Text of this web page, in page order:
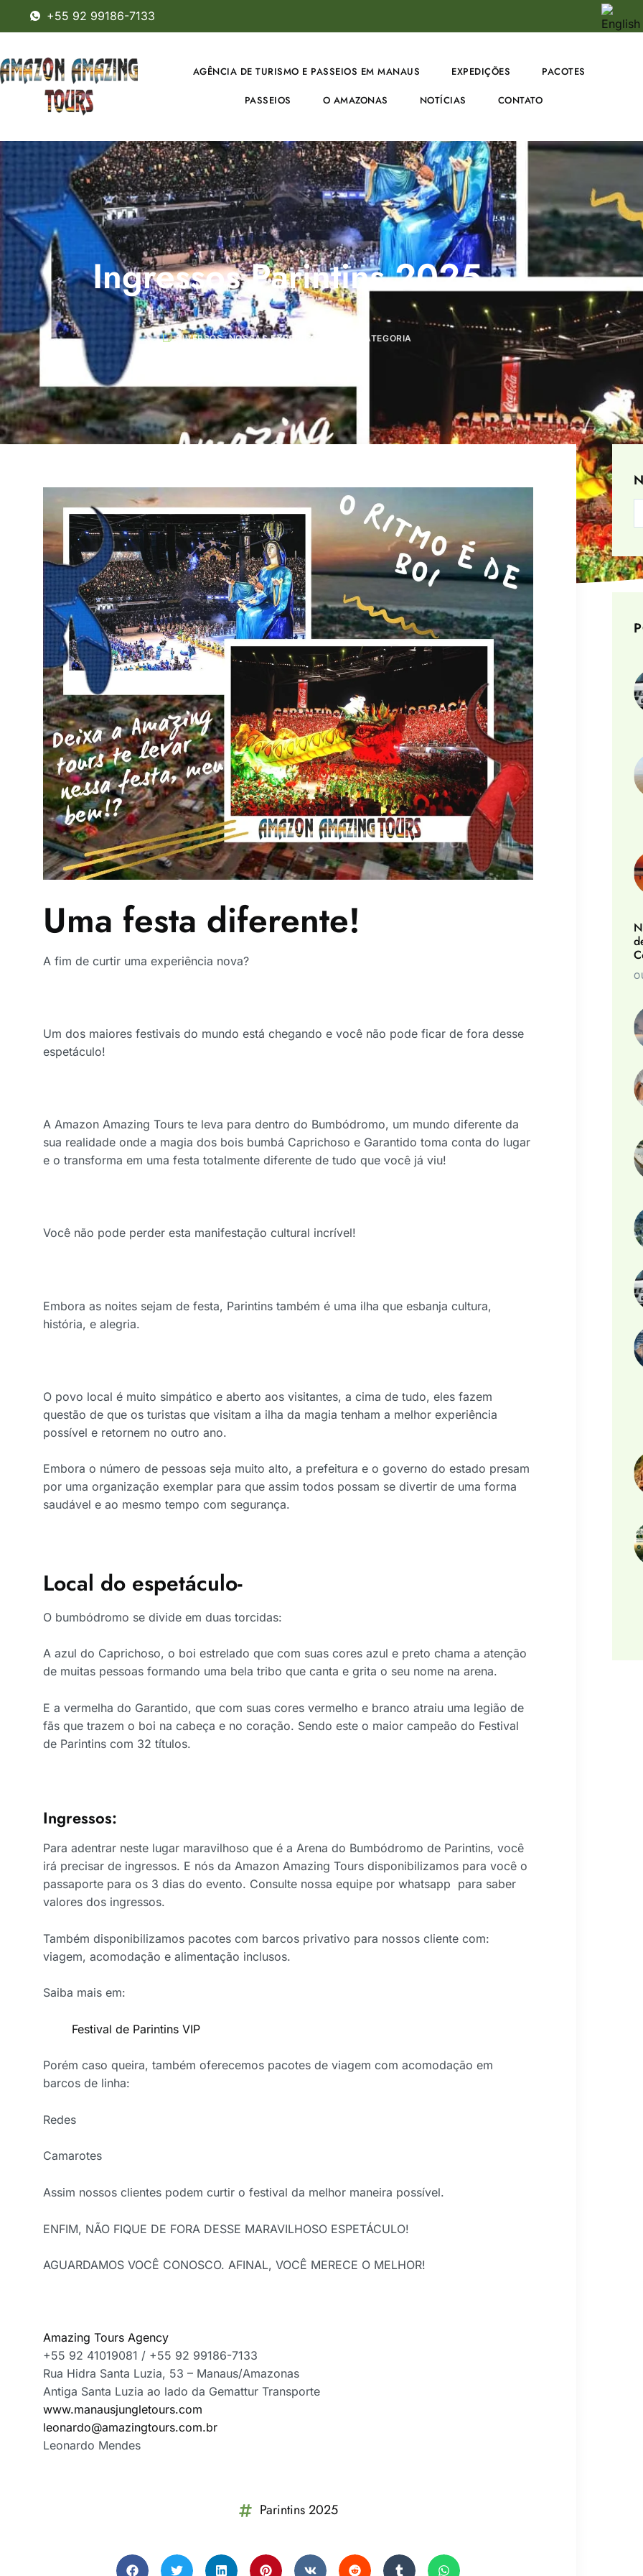
+55 92 99186-7133
AGÊNCIA DE TURISMO E PASSEIOS EM MANAUS EXPEDIÇÕES PACOTES
PASSEIOS O AMAZONAS NOTÍCIAS CONTATO
Ingressos Parintins 2025
DIVERSOS,NOSSAS EXPEDIÇÕES SEM CATEGORIA
Uma festa diferente!
A fim de curtir uma experiência nova?
Um dos maiores festivais do mundo está chegando e você não pode ficar de fora desse
espetáculo!
A Amazon Amazing Tours te leva para dentro do Bumbódromo, um mundo diferente da
sua realidade onde a magia dos bois bumbá Caprichoso e Garantido toma conta do lugar
e o transforma em uma festa totalmente diferente de tudo que você já viu!
Você não pode perder esta manifestação cultural incrível!
Embora as noites sejam de festa, Parintins também é uma ilha que esbanja cultura,
história, e alegria.
O povo local é muito simpático e aberto aos visitantes, a cima de tudo, eles fazem
questão de que os turistas que visitam a ilha da magia tenham a melhor experiência
possível e retornem no outro ano.
Embora o número de pessoas seja muito alto, a prefeitura e o governo do estado presam
por uma organização exemplar para que assim todos possam se divertir de uma forma
saudável e ao mesmo tempo com segurança.
Local do espetáculo-
O bumbódromo se divide em duas torcidas:
A azul do Caprichoso, o boi estrelado que com suas cores azul e preto chama a atenção
de muitas pessoas formando uma bela tribo que canta e grita o seu nome na arena.
E a vermelha do Garantido, que com suas cores vermelho e branco atraiu uma legião de
fãs que trazem o boi na cabeça e no coração. Sendo este o maior campeão do Festival
de Parintins com 32 títulos.
Ingressos:
Para adentrar neste lugar maravilhoso que é a Arena do Bumbódromo de Parintins, você
irá precisar de ingressos. E nós da Amazon Amazing Tours disponibilizamos para você o
passaporte para os 3 dias do evento. Consulte nossa equipe por whatsapp para saber
valores dos ingressos.
Também disponibilizamos pacotes com barcos privativo para nossos cliente com:
viagem, acomodação e alimentação inclusos.
Saiba mais em:
Festival de Parintins VIP
Porém caso queira, também oferecemos pacotes de viagem com acomodação em
barcos de linha:
Redes
Camarotes
Assim nossos clientes podem curtir o festival da melhor maneira possível.
ENFIM, NÃO FIQUE DE FORA DESSE MARAVILHOSO ESPETÁCULO!
AGUARDAMOS VOCÊ CONOSCO. AFINAL, VOCÊ MERECE O MELHOR!
Amazing Tours Agency
+55 92 41019081 / +55 92 99186-7133
Rua Hidra Santa Luzia, 53 – Manaus/Amazonas
Antiga Santa Luzia ao lado da Gemattur Transporte
www.manausjungletours.com
leonardo@amazingtours.com.br
Leonardo Mendes
Parintins 2025